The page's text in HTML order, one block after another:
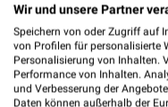
Aktuelle
Anzahl
Letztes
Wir und unsere Partner
Speichern von oder Zugriff auf
von Profilen für personalisierte
Personalisierung von Inhalten.
Performance von Inhalten.
und Verbesserung der
Daten können außerhalb der